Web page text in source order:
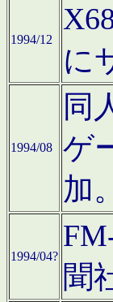
1994/12
に
1994/08
同
ゲ
加。
1994/04?
聞